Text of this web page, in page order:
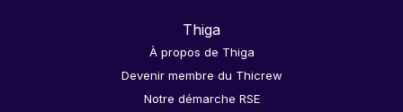
Thiga
À propos de Thiga
Devenir membre du Thicrew
Notre démarche RSE